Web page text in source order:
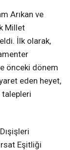
Arıkan ve
Millet
İlk olarak,
önceki dönem
eden heyet,
talepleri
Eşitliği